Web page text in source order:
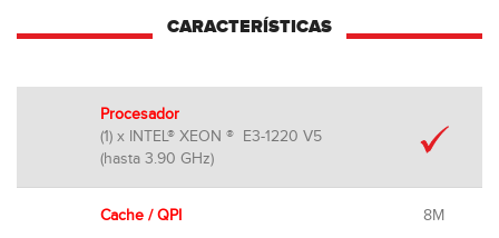
CARACTERÍSTICAS
Procesador
(1) x INTEL® XEON ® E3-1220 V5
(hasta 3.90 GHz)
Cache / QPI 8M